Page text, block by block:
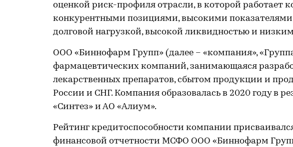
оценкой риск-профиля отрасли, в которой
конкурентными позициями, высокими
долговой нагрузкой, высокой ликвидностью и
ООО «Биннофарм Групп» (далее – «компания»,
фармацевтических компаний, занимающаяся
лекарственных препаратов, сбытом продукции и
России и СНГ. Компания образовалась в 2020 году в
«Синтез» и АО «Алиум».
Рейтинг кредитоспособности компании
финансовой отчетности МСФО ООО «Биннофарм